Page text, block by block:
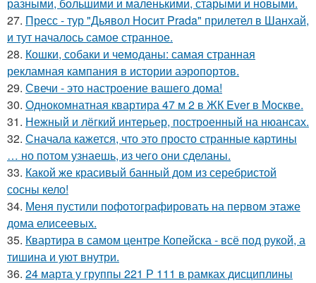
27. Пресс - тур "Дьявол Носит Prada" прилетел в Шанхай,
и тут началось самое странное.
28. Кошки, собаки и чемоданы: самая странная
рекламная кампания в истории аэропортов.
29. Свечи - это настроение вашего дома!
30. Однокомнатная квартира 47 м 2 в ЖК Ever в Москве.
31. Нежный и лёгкий интерьер, построенный на нюансах.
32. Сначала кажется, что это просто странные картины
… но потом узнаешь, из чего они сделаны.
33. Какой же красивый банный дом из серебристой
сосны кело!
34. Меня пустили пофотографировать на первом этаже
дома елисеевых.
35. Квартира в самом центре Копейска - всё под рукой, а
тишина и уют внутри.
36. 24 марта у группы 221 Р 111 в рамках дисциплины